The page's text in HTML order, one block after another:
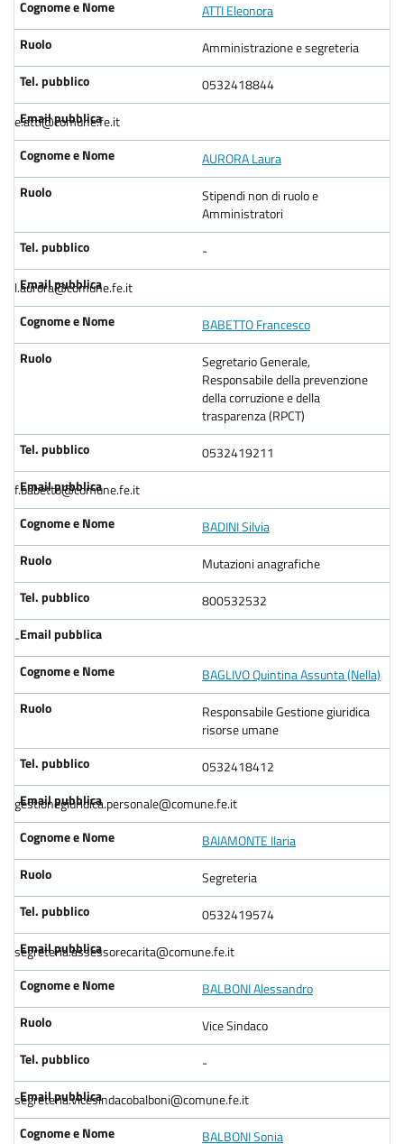
ATTI Eleonora
Amministrazione e segreteria
0532418844
e.atti@comune.fe.it
AURORA Laura
Stipendi non di ruolo e
Amministratori
-
l.aurora@comune.fe.it
BABETTO Francesco
Segretario Generale,
Responsabile della prevenzione
della corruzione e della
trasparenza (RPCT)
0532419211
f.babetto@comune.fe.it
BADINI Silvia
Mutazioni anagrafiche
800532532
-
BAGLIVO Quintina Assunta (Nella)
Responsabile Gestione giuridica
risorse umane
0532418412
gestionegiuridica.personale@comune.fe.it
BAIAMONTE Ilaria
Segreteria
0532419574
segreteria.assessorecarita@comune.fe.it
BALBONI Alessandro
Vice Sindaco
-
segreteria.vicesindacobalboni@comune.fe.it
BALBONI Sonia